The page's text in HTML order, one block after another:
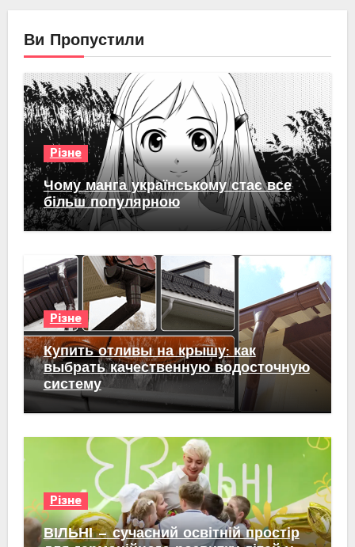
Ви Пропустили
Різне
Чому манга українському стає все
більш популярною
Різне
Купить отливы на крышу: как
выбрать качественную водосточную
систему
Різне
ВІЛЬНІ — сучасний освітній простір